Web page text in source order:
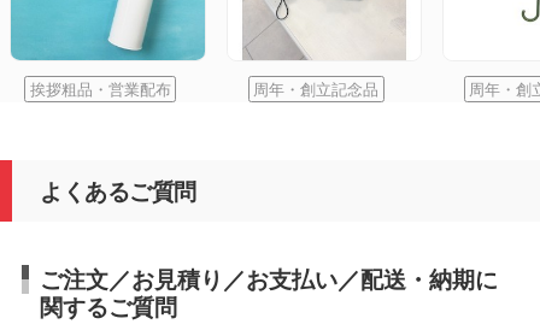
挨拶粗品・営業配布 周年・創立記念品 周年・創
よくあるご質問
ご注文／お見積り／お支払い／配送・納期に
関するご質問